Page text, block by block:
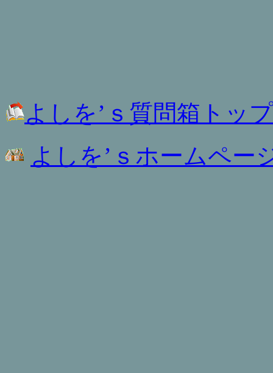
よしを’ｓ質問箱トッ
よしを’ｓホームペー